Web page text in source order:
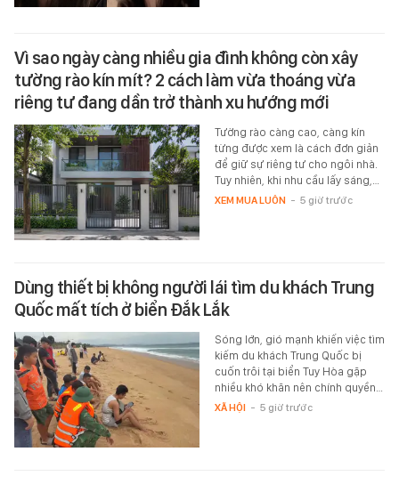
Vì sao ngày càng nhiều gia đình không còn xây
tường rào kín mít? 2 cách làm vừa thoáng vừa
riêng tư đang dần trở thành xu hướng mới
Tường rào càng cao, càng kín
từng được xem là cách đơn giản
để giữ sự riêng tư cho ngôi nhà.
Tuy nhiên, khi nhu cầu lấy sáng,…
XEM MUA LUÔN - 5 giờ trước
Dùng thiết bị không người lái tìm du khách Trung
Quốc mất tích ở biển Đắk Lắk
Sóng lớn, gió mạnh khiến việc tìm
kiếm du khách Trung Quốc bị
cuốn trôi tại biển Tuy Hòa gặp
nhiều khó khăn nên chính quyền…
XÃ HỘI - 5 giờ trước